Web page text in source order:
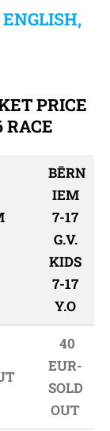
PRICE
RACE
BĒRN
IEM
7-17
G.V.
KIDS
7-17
Y.O
40
EUR-
SOLD
OUT